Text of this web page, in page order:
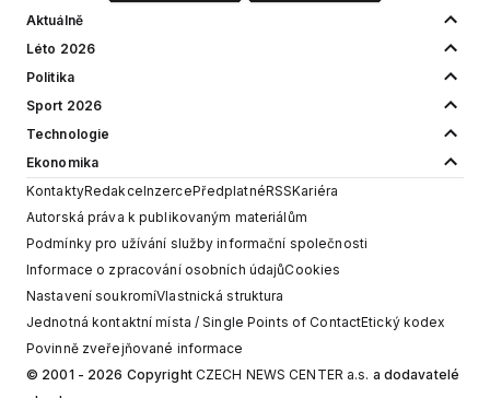
Aktuálně
Léto 2026
Politika
Sport 2026
Technologie
Ekonomika
KontaktyRedakceInzercePředplatnéRSSKariéra
Autorská práva k publikovaným materiálům
Podmínky pro užívání služby informační společnosti
Informace o zpracování osobních údajůCookies
Nastavení soukromíVlastnická struktura
Jednotná kontaktní místa / Single Points of ContactEtický kodex
Povinně zveřejňované informace
© 2001 - 2026 Copyright CZECH NEWS CENTER a.s. a dodavatelé